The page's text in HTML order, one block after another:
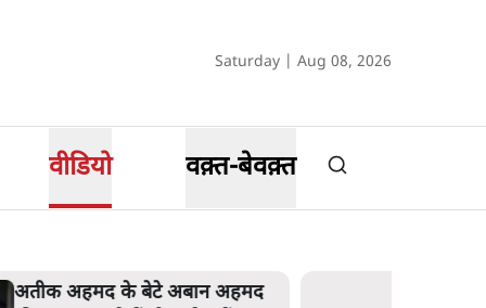
Saturday | Aug 08, 2026
वीडियो वक़्त-बेवक़्त
अतीक अहमद के बेटे अबान अहमद